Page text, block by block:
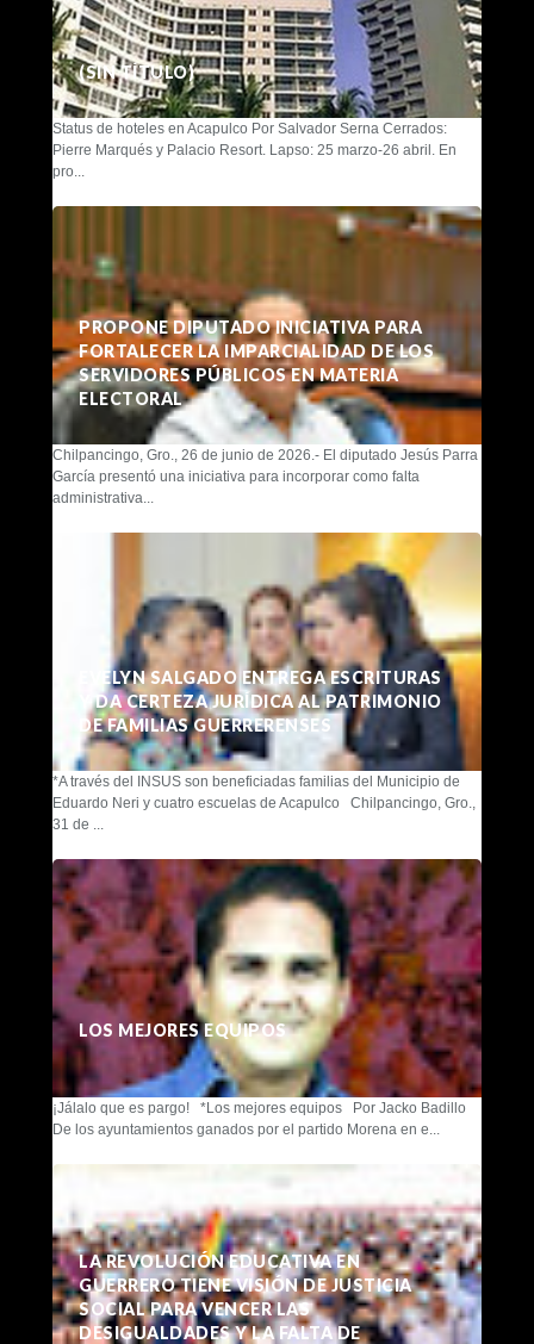
(SIN TÍTULO)
Status de hoteles en Acapulco Por Salvador Serna Cerrados:
Pierre Marqués y Palacio Resort. Lapso: 25 marzo-26 abril. En
pro...
PROPONE DIPUTADO INICIATIVA PARA
FORTALECER LA IMPARCIALIDAD DE LOS
SERVIDORES PÚBLICOS EN MATERIA
ELECTORAL
Chilpancingo, Gro., 26 de junio de 2026.- El diputado Jesús Parra
García presentó una iniciativa para incorporar como falta
administrativa...
EVELYN SALGADO ENTREGA ESCRITURAS
Y DA CERTEZA JURÍDICA AL PATRIMONIO
DE FAMILIAS GUERRERENSES
*A través del INSUS son beneficiadas familias del Municipio de
Eduardo Neri y cuatro escuelas de Acapulco Chilpancingo, Gro.,
31 de ...
LOS MEJORES EQUIPOS
¡Jálalo que es pargo! *Los mejores equipos Por Jacko Badillo
De los ayuntamientos ganados por el partido Morena en e...
LA REVOLUCIÓN EDUCATIVA EN
GUERRERO TIENE VISIÓN DE JUSTICIA
SOCIAL PARA VENCER LAS
DESIGUALDADES Y LA FALTA DE